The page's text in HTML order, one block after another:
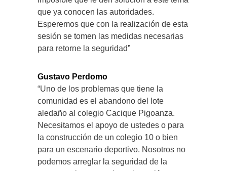
que ya conocen las autoridades.
Esperemos que con la realización de esta
sesión se tomen las medidas necesarias
para retorne la seguridad”
Gustavo Perdomo
“Uno de los problemas que tiene la
comunidad es el abandono del lote
aledaño al colegio Cacique Pigoanza.
Necesitamos el apoyo de ustedes o para
la construcción de un colegio 10 o bien
para un escenario deportivo. Nosotros no
podemos arreglar la seguridad de la